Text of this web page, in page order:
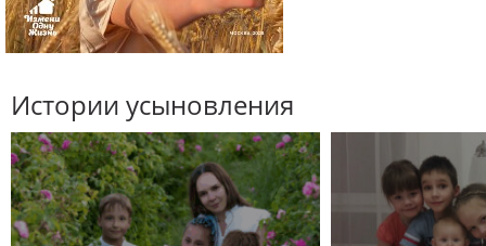
Истории усыновления